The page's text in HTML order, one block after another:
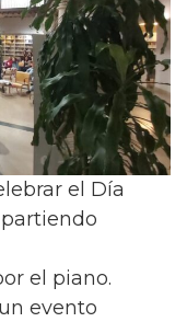
el Día
el piano.
evento